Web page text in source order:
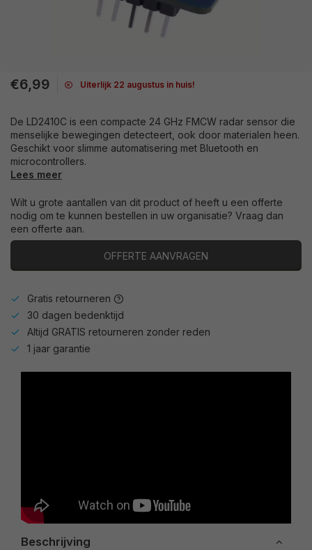
€6,99 Uiterlijk 22 augustus in huis!
De LD2410C is een compacte 24 GHz FMCW radar sensor die
menselijke bewegingen detecteert, ook door materialen heen.
Geschikt voor slimme automatisering met Bluetooth en
microcontrollers.
Lees meer
Wilt u grote aantallen van dit product of heeft u een offerte
nodig om te kunnen bestellen in uw organisatie? Vraag dan
een offerte aan.
OFFERTE AANVRAGEN
Gratis retourneren
30 dagen bedenktijd
Altijd GRATIS retourneren zonder reden
1 jaar garantie
Beschrijving